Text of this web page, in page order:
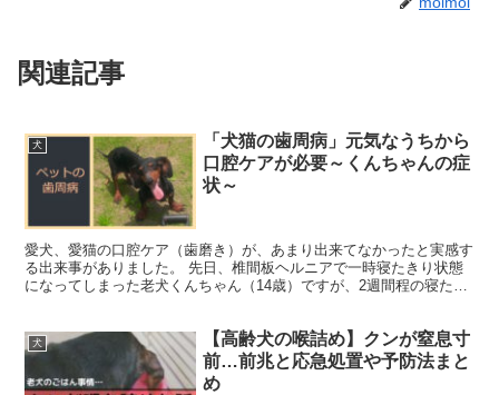
関連記事
犬
「犬猫の歯周病」元気なうちから
口腔ケアが必要～くんちゃんの症
状～
愛犬、愛猫の口腔ケア（歯磨き）が、あまり出来てなかったと実感す
る出来事がありました。 先日、椎間板ヘルニアで一時寝たきり状態
になってしまった老犬くんちゃん（14歳）ですが、2週間程の寝たき
犬
【高齢犬の喉詰め】クンが窒息寸
前…前兆と応急処置や予防法まと
め